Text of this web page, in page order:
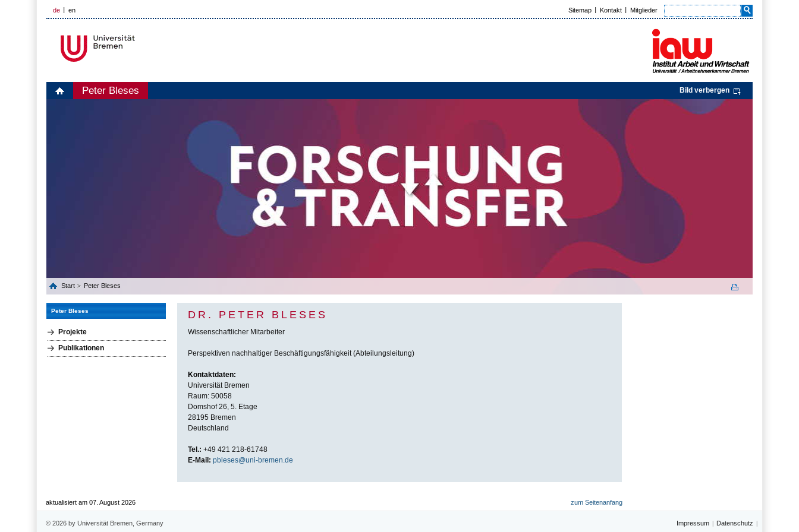
de en Sitemap Kontakt Mitglieder
Peter Bleses Bild verbergen
Start Peter Bleses
Peter Bleses
Projekte
Publikationen
DR. PETER BLESES
Wissenschaftlicher Mitarbeiter
Perspektiven nachhaltiger Beschäftigungsfähigkeit (Abteilungsleitung)
Kontaktdaten:
Universität Bremen
Raum: 50058
Domshof 26, 5. Etage
28195 Bremen
Deutschland
Tel.: +49 421 218-61748
E-Mail: pbleses@uni-bremen.de
aktualisiert am 07. August 2026 zum Seitenanfang
© 2026 by Universität Bremen, Germany Impressum Datenschutz